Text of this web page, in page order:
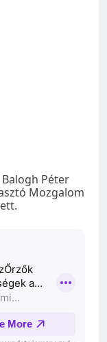
Péter
Mozgalom